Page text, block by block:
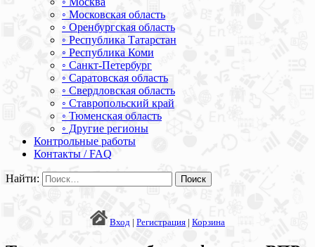
◦ Московская область
◦ Оренбургская область
◦ Республика Татарстан
◦ Республика Коми
◦ Санкт-Петербург
◦ Саратовская область
◦ Свердловская область
◦ Ставропольский край
◦ Тюменская область
◦ Другие регионы
Контрольные работы
Контакты / FAQ
Найти:
Вход | Регистрация | Корзина